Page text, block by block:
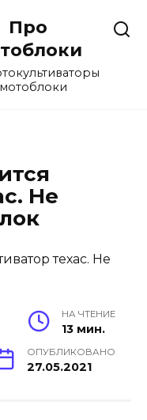
Про
Не
НА ЧТЕНИЕ
13 мин.
ОПУБЛИКОВАНО
27.05.2021